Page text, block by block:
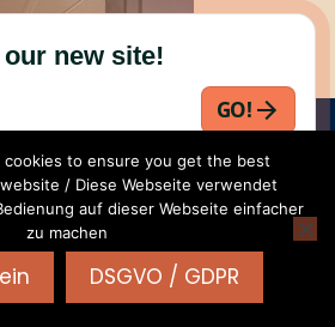
Privacy - Cookies|WordPress
Totalby HashThemes
to ensure you get the best
/ Diese Webseite verwendet
auf dieser Webseite einfacher
zu machen
DSGVO / GDPR
new site!
GO!